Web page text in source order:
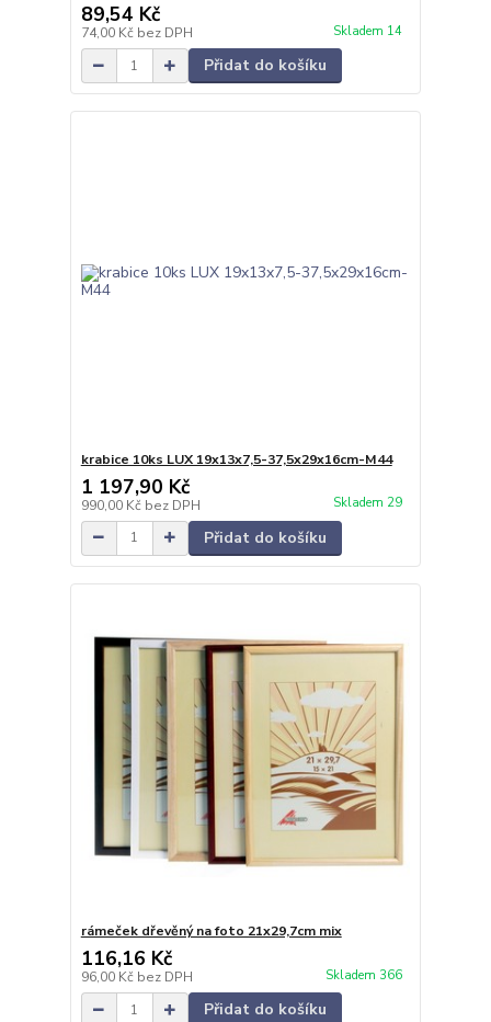
89,54 Kč
74,00 Kč bez DPH Skladem 14
Přidat do košíku
krabice 10ks LUX 19x13x7,5-37,5x29x16cm-M44
1 197,90 Kč
990,00 Kč bez DPH Skladem 29
Přidat do košíku
rámeček dřevěný na foto 21x29,7cm mix
116,16 Kč
96,00 Kč bez DPH Skladem 366
Přidat do košíku